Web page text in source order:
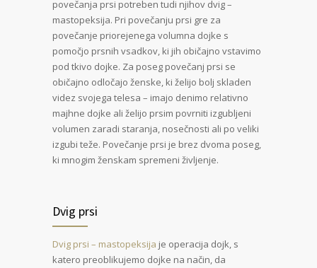
povečanja prsi potreben tudi njihov dvig –
mastopeksija. Pri povečanju prsi gre za
povečanje priorejenega volumna dojke s
pomočjo prsnih vsadkov, ki jih običajno vstavimo
pod tkivo dojke. Za poseg povečanj prsi se
običajno odločajo ženske, ki želijo bolj skladen
videz svojega telesa – imajo denimo relativno
majhne dojke ali želijo prsim povrniti izgubljeni
volumen zaradi staranja, nosečnosti ali po veliki
izgubi teže. Povečanje prsi je brez dvoma poseg,
ki mnogim ženskam spremeni življenje.
Dvig prsi
Dvig prsi – mastopeksija je operacija dojk, s
katero preoblikujemo dojke na način, da